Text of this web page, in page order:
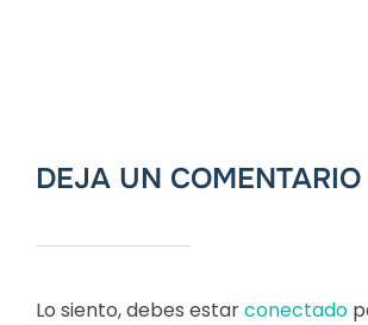
DEJA UN COMENTARIO
Lo siento, debes estarconectado